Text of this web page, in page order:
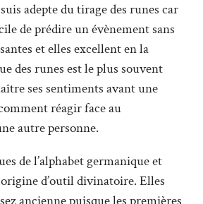
adepte du tirage des runes car
de prédire un évènement sans
et elles excellent en la
des runes est le plus souvent
ses sentiments avant une
réagir face au
autre personne.
de l’alphabet germanique et
d’outil divinatoire. Elles